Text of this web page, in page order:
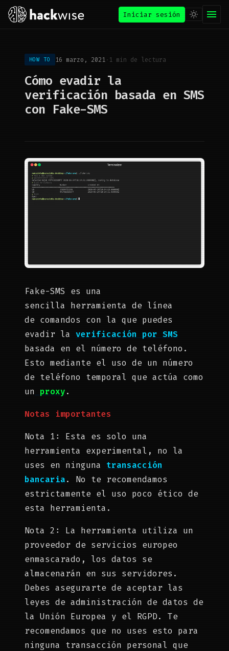
Iniciar sesión
HOW TO 16 marzo, 2021· 1 min de lectura
Cómo evadir la
verificación basada en SMS
con Fake-SMS
Fake-SMS es una
sencilla herramienta de línea
de comandos con la que puedes
evadir la verificación por SMS
basada en el número de teléfono.
Esto mediante el uso de un número
de teléfono temporal que actúa como
un proxy.
Notas importantes
Nota 1: Esta es solo una
herramienta experimental, no la
uses en ninguna transacción
bancaria. No te recomendamos
estrictamente el uso poco ético de
esta herramienta.
Nota 2: La herramienta utiliza un
proveedor de servicios europeo
enmascarado, los datos se
almacenarán en sus servidores.
Debes asegurarte de aceptar las
leyes de administración de datos de
la Unión Europea y el RGPD. Te
recomendamos que no uses esto para
ninguna transacción personal que